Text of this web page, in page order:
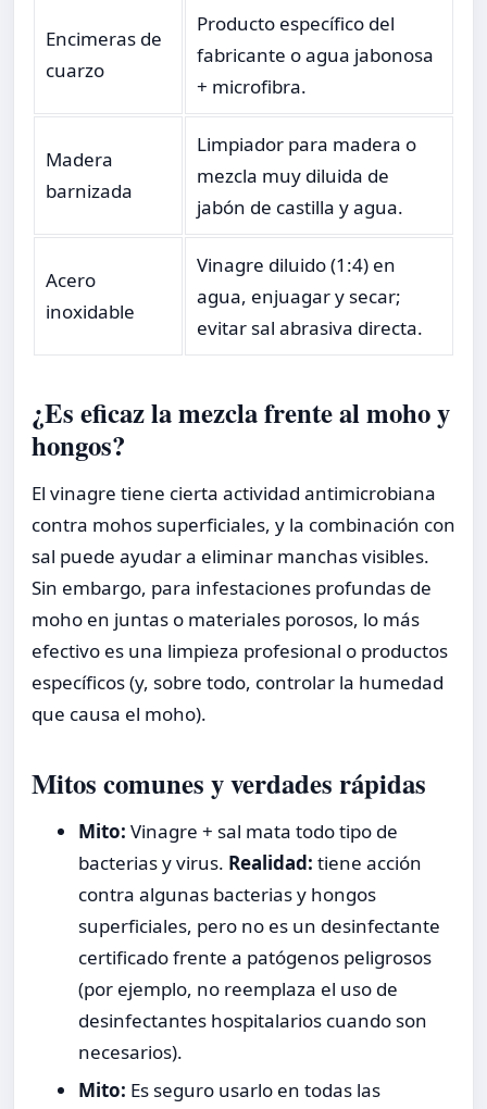
Encimeras de
cuarzo
Producto específico del
fabricante o agua jabonosa
+ microfibra.
Madera
barnizada
Limpiador para madera o
mezcla muy diluida de
jabón de castilla y agua.
Acero
inoxidable
Vinagre diluido (1:4) en
agua, enjuagar y secar;
evitar sal abrasiva directa.
¿Es eficaz la mezcla frente al moho y
hongos?
El vinagre tiene cierta actividad antimicrobiana
contra mohos superficiales, y la combinación con
sal puede ayudar a eliminar manchas visibles.
Sin embargo, para infestaciones profundas de
moho en juntas o materiales porosos, lo más
efectivo es una limpieza profesional o productos
específicos (y, sobre todo, controlar la humedad
que causa el moho).
Mitos comunes y verdades rápidas
Mito: Vinagre + sal mata todo tipo de
bacterias y virus. Realidad: tiene acción
contra algunas bacterias y hongos
superficiales, pero no es un desinfectante
certificado frente a patógenos peligrosos
(por ejemplo, no reemplaza el uso de
desinfectantes hospitalarios cuando son
necesarios).
Mito: Es seguro usarlo en todas las